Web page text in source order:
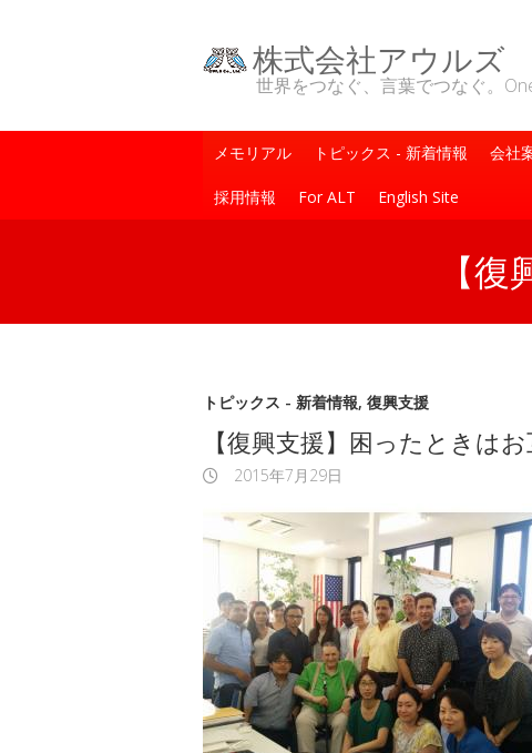
株式会社アウルズ
世界をつなぐ、言葉でつなぐ。
メモリアル トピックス - 新着情報 会社
採用情報 For ALT English Site
【
トピックス - 新着情報, 復興支援
【復興支援】困ったときは
2015年7月29日